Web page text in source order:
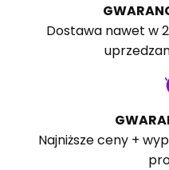
Dostawa nawet w
Najniższe ceny +